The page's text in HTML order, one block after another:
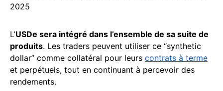
2025
L’USDe sera intégré dans l’ensemble de sa suite de
produits. Les traders peuvent utiliser ce “synthetic
dollar” comme collatéral pour leurs contrats à terme
et perpétuels, tout en continuant à percevoir des
rendements.